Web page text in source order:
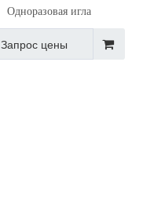
Одноразовая игла
Запрос цены